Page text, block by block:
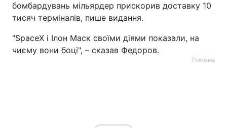
бомбардувань мільярдер прискорив доставку 10
тисяч терміналів, пише видання.
"SpaceX і Ілон Маск своїми діями показали, на
чиєму вони боці", – сказав Федоров.
Реклама